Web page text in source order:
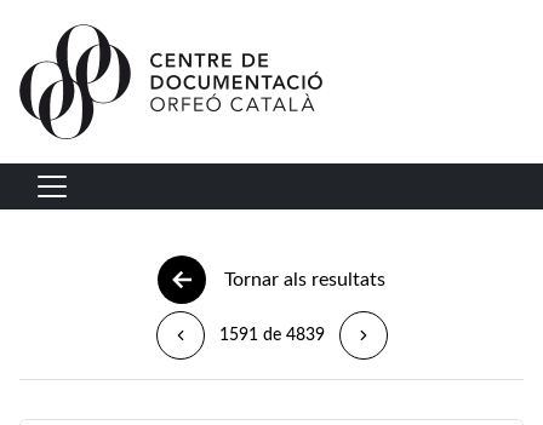
Vés al contingut
Navegació principal
Tornar als resultats
1591 de 4839